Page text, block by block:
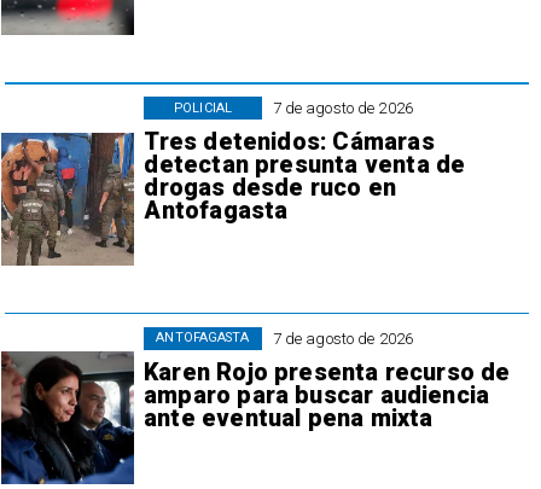
7 de agosto de 2026
Tres detenidos: Cámaras
detectan presunta venta de
drogas desde ruco en
Antofagasta
POLICIAL
7 de agosto de 2026
Karen Rojo presenta recurso de
amparo para buscar audiencia
ante eventual pena mixta
ANTOFAGASTA